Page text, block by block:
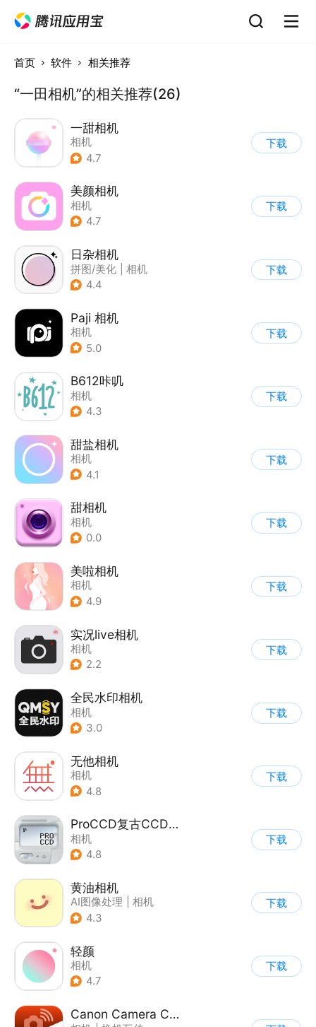
首页 软件 相关推荐
“一田相机”的相关推荐(26)
一甜相机
相机
4.7
下载
美颜相机
相机
4.7
下载
日杂相机
拼图/美化
相机
| 图片美化
4.4
下载
Paji 相机
相机
5.0
下载
B612咔叽
相机
4.3
下载
甜盐相机
相机
4.1
下载
甜相机
相机
0.0
下载
美啦相机
相机
4.9
下载
实况live相机
相机
2.2
下载
全民水印相机
相机
3.0
下载
无他相机
相机
4.8
下载
ProCCD复古CCD相机
相机
4.8
下载
黄油相机
AI图像处理
相机
4.3
下载
轻颜
相机
4.7
下载
Canon Camera Connect